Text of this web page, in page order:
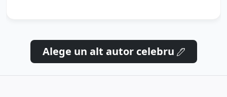
Alege un alt autor celebru